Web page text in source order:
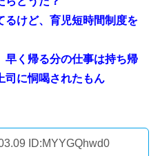
るけど、育児短時間制度を
早く帰る分の仕事は持ち帰
司に恫喝されたもん
ID:MYYGQhwd0